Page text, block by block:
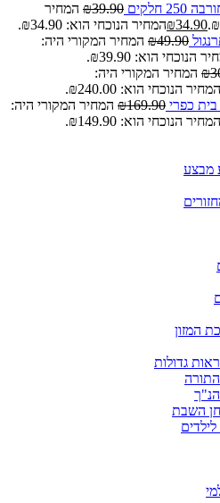
חלקים ₪39.90
המחיר
₪34.90
המחיר הנוכחי הוא: ₪34.90.
₪49.90
המחיר המקורי היה:
הנוכחי הוא: ₪39.90.
₪ המחיר המקורי היה:
המחיר הנוכחי הוא: ₪240.00.
₪169.90
המחיר המקורי היה:
המחיר הנוכחי הוא: ₪149.90.
מבצע
המזון
גדולות
השבת